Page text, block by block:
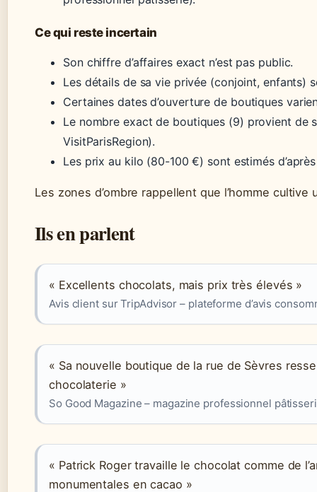
Ce qui reste incertain
Son chiffre d’affaires exact n’est pas public.
Les détails de sa vie privée (conjoint, enfants)
Certaines dates d’ouverture de boutiques
Le nombre exact de boutiques (9) provient de
VisitParisRegion).
Les prix au kilo (80-100 €) sont estimés
Les zones d’ombre rappellent que l’homme
Ils en parlent
« Excellents chocolats, mais prix très élevés »
Avis client sur TripAdvisor – plateforme d’avis
« Sa nouvelle boutique de la rue de Sèvres
chocolaterie »
So Good Magazine – magazine professionnel
« Patrick Roger travaille le chocolat comme de
monumentales en cacao »